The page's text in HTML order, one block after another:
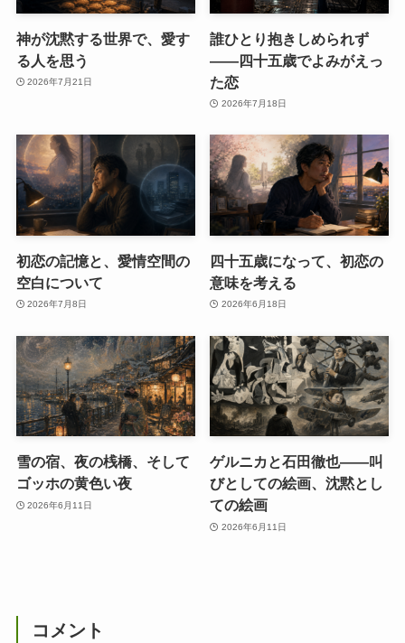
神が沈黙する世界で、愛す
る人を思う
2026年7月21日
誰ひとり抱きしめられず
――四十五歳でよみがえっ
た恋
2026年7月18日
初恋の記憶と、愛情空間の
空白について
2026年7月8日
四十五歳になって、初恋の
意味を考える
2026年6月18日
雪の宿、夜の桟橋、そして
ゴッホの黄色い夜
2026年6月11日
ゲルニカと石田徹也――叫
びとしての絵画、沈黙とし
ての絵画
2026年6月11日
コメント